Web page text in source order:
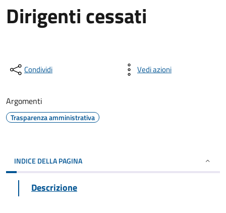
Dirigenti cessati
Condividi Vedi azioni
Argomenti
Trasparenza amministrativa
INDICE DELLA PAGINA
Descrizione